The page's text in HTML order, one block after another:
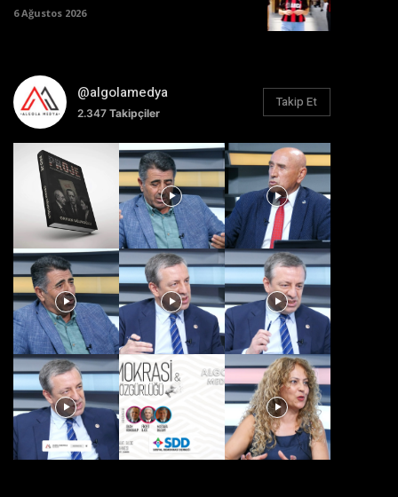
6 Ağustos 2026
@algolamedya
2.347Takipçiler
Takip Et